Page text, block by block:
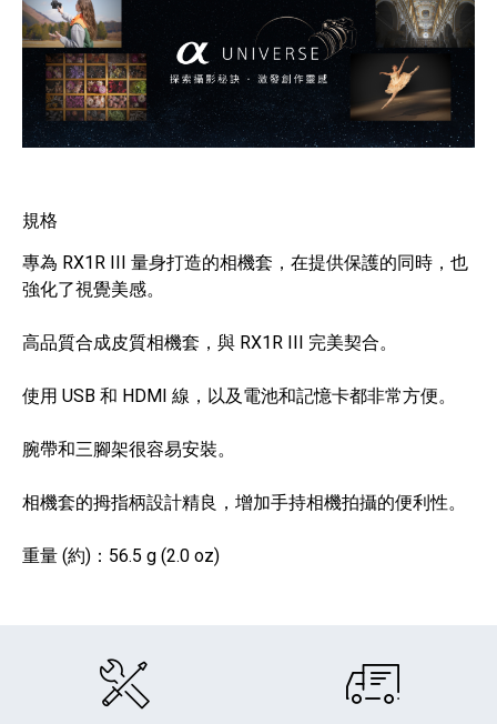
規格
專為 RX1R III 量身打造的相機套，在提供保護的同時，也
強化了視覺美感。
高品質合成皮質相機套，與 RX1R III 完美契合。
使用 USB 和 HDMI 線，以及電池和記憶卡都非常方便。
腕帶和三腳架很容易安裝。
相機套的拇指柄設計精良，增加手持相機拍攝的便利性。
重量 (約)：56.5 g (2.0 oz)